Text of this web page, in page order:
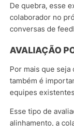
De quebra, esse
colaborador no
conversas de
AVALIAÇÃO
Por mais que seja
também é
equipes
Esse tipo de
alinhamento, a